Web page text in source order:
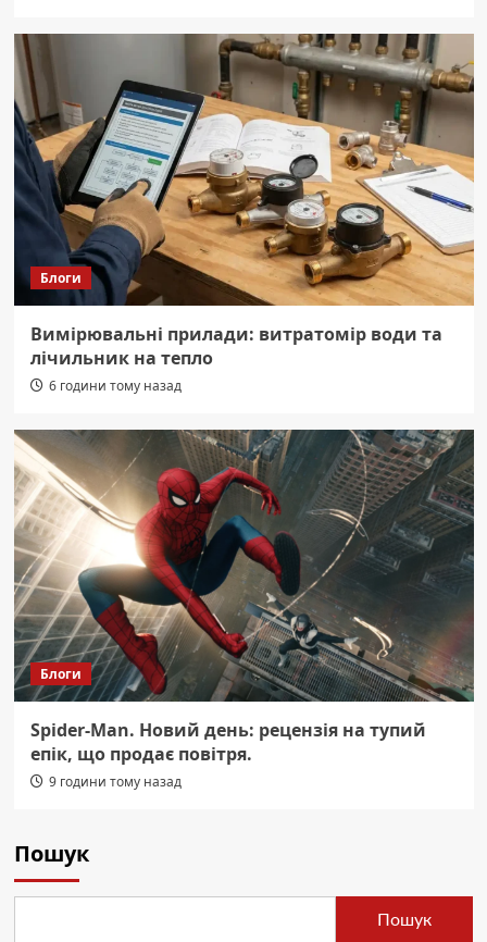
Блоги
Вимірювальні прилади: витратомір води та
лічильник на тепло
6 години тому назад
Блоги
Spider-Man. Новий день: рецензія на тупий
епік, що продає повітря.
9 години тому назад
Пошук
Пошук